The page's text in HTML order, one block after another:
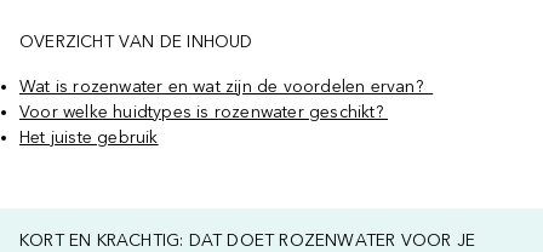
OVERZICHT VAN DE INHOUD
Wat is rozenwater en wat zijn de voordelen ervan?
Voor welke huidtypes is rozenwater geschikt?
Het juiste gebruik
KORT EN KRACHTIG: DAT DOET ROZENWATER VOOR JE